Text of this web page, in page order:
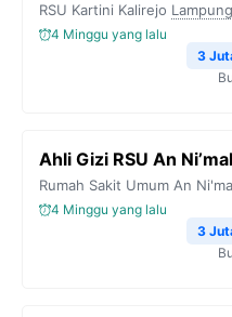
RSU Kartini Kalirejo Lampung
4 Minggu yang lalu
3
Ahli Gizi RSU An
Rumah Sakit Umum An
4 Minggu yang lalu
3